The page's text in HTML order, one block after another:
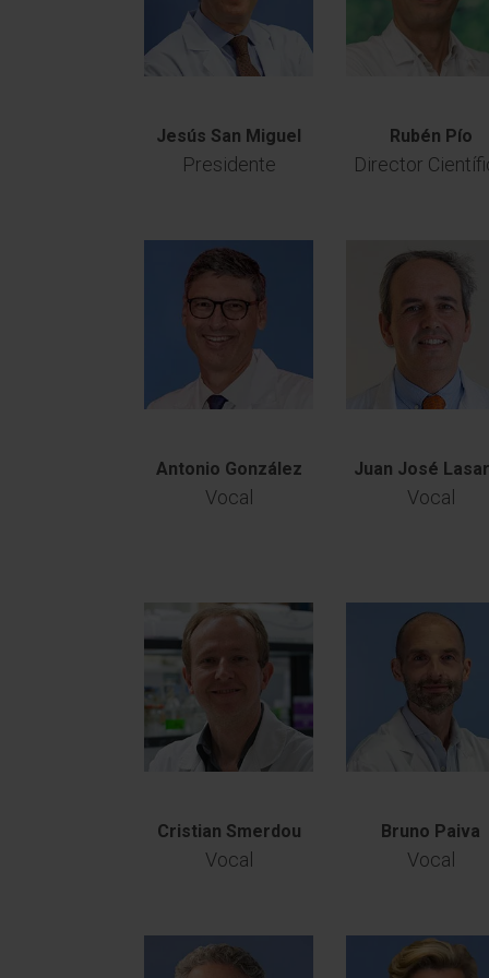
Jesús San Miguel
Presidente
Rubén Pío
Director
Antonio González
Vocal
Juan José
Vocal
Cristian Smerdou
Vocal
Bruno Paiva
Vocal